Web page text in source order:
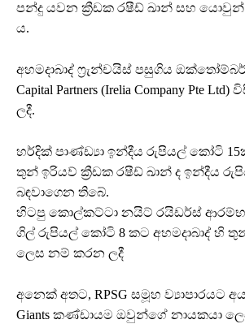
පන්දු යවන ක්‍රීඩක රෂීඩ් ඛාන් සහ
ය.
අහමදාබාද් ෆ්‍රැන්චයිස් පසුගිය ඔක්තෝම්බර්
Capital Partners (Irelia Company Pte
ලදී.
හර්දික් පාණ්ඩ්‍යා ඉන්දීය රුපියල් කෝටි
තුන් ඉරියව් ක්‍රීඩක රෂීඩ් ඛාන් ද ඉන්දීය
බඳවාගෙන තිබේ.
හිටපු කොල්කට්ටා නයිට් රයිඩර්ස්
ගිල් රුපියල් කෝටි 8 කට අහමදාබාද් හි
ලෙස නම් කරන ලදී
අනෙක් අතට, RPSG සමූහ ව්‍යාපාරයට
Giants කණ්ඩායම ඔවුන්ගේ නායකයා